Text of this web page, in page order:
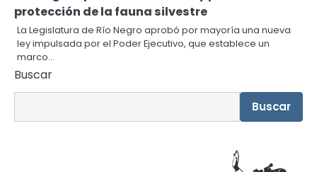
protección de la fauna silvestre
La Legislatura de Río Negro aprobó por mayoría una nueva
ley impulsada por el Poder Ejecutivo, que establece un
marco…
Buscar
Buscar